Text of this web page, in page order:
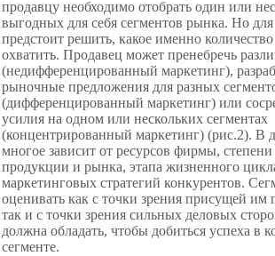
продавцу необходимо отобрать один или
выгодных для себя сегментов рынка. Но для
предстоит решить, какое именно
охватить. Продавец может пренебречь
(недифференцированный маркетинг),
рыночные предложения для разных
(дифференцированный маркетинг) или
усилия на одном или нескольких сегментах
(концентрированный маркетинг) (рис.2). В
многое зависит от ресурсов фирмы,
продукции и рынка, этапа жизненного
маркетинговых стратегий конкурентов.
оценивать как с точки зрения присущей им
так и с точки зрения сильных деловых
должна обладать, чтобы добиться успеха в
сегменте.